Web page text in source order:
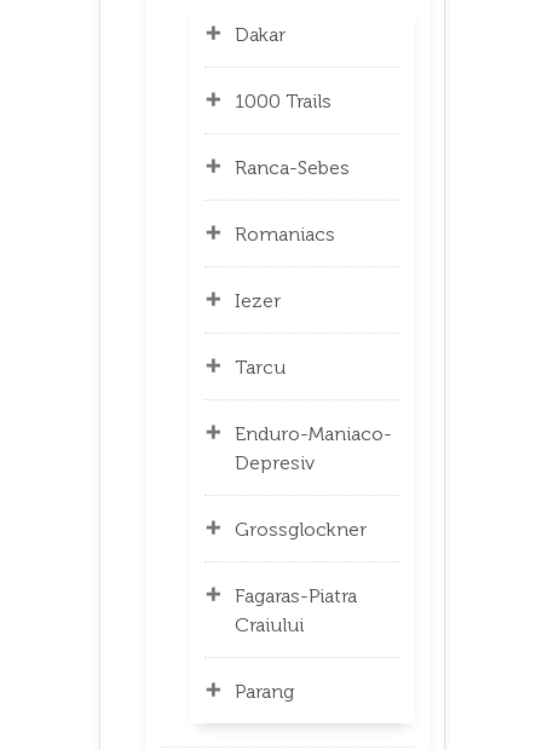
Dakar
1000 Trails
Ranca-Sebes
Romaniacs
Iezer
Tarcu
Enduro-Maniaco-
Depresiv
Grossglockner
Fagaras-Piatra
Craiului
Parang